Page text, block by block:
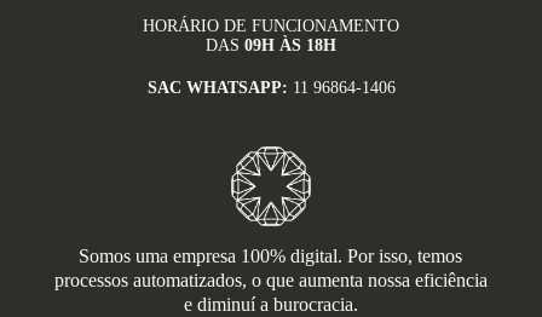
HORÁRIO DE FUNCIONAMENTO
DAS 09H ÀS 18H
SAC WHATSAPP: 11 96864-1406
Somos uma empresa 100% digital. Por isso, temos
processos automatizados, o que aumenta nossa eficiência
e diminuí a burocracia.